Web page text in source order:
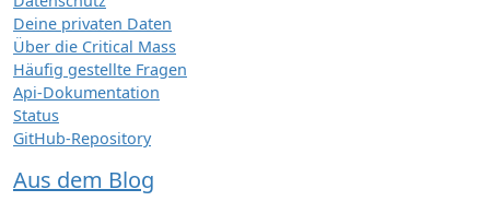
Deine privaten Daten
Über die Critical Mass
Häufig gestellte Fragen
Api-Dokumentation
Status
GitHub-Repository
Aus dem Blog